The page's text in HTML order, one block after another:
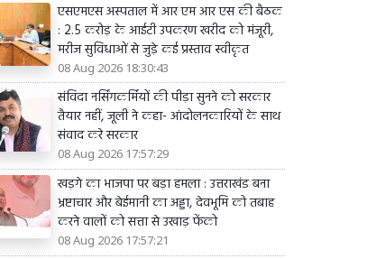
एसएमएस अस्पताल में आर एम आर एस की बैठक
: 2.5 करोड़ के आईटी उपकरण खरीद को मंजूरी,
मरीज सुविधाओं से जुड़े कई प्रस्ताव स्वीकृत
08 Aug 2026 18:30:43
संविदा नर्सिंगकर्मियों की पीड़ा सुनने को सरकार
तैयार नहीं, जूली ने कहा- आंदोलनकारियों के साथ
संवाद करे सरकार
08 Aug 2026 17:57:29
खड़गे का भाजपा पर बड़ा हमला : उत्तराखंड बना
भ्रष्टाचार और बेईमानी का अड्डा, देवभूमि को तबाह
करने वालों को सत्ता से उखाड़ फेंको
08 Aug 2026 17:57:21